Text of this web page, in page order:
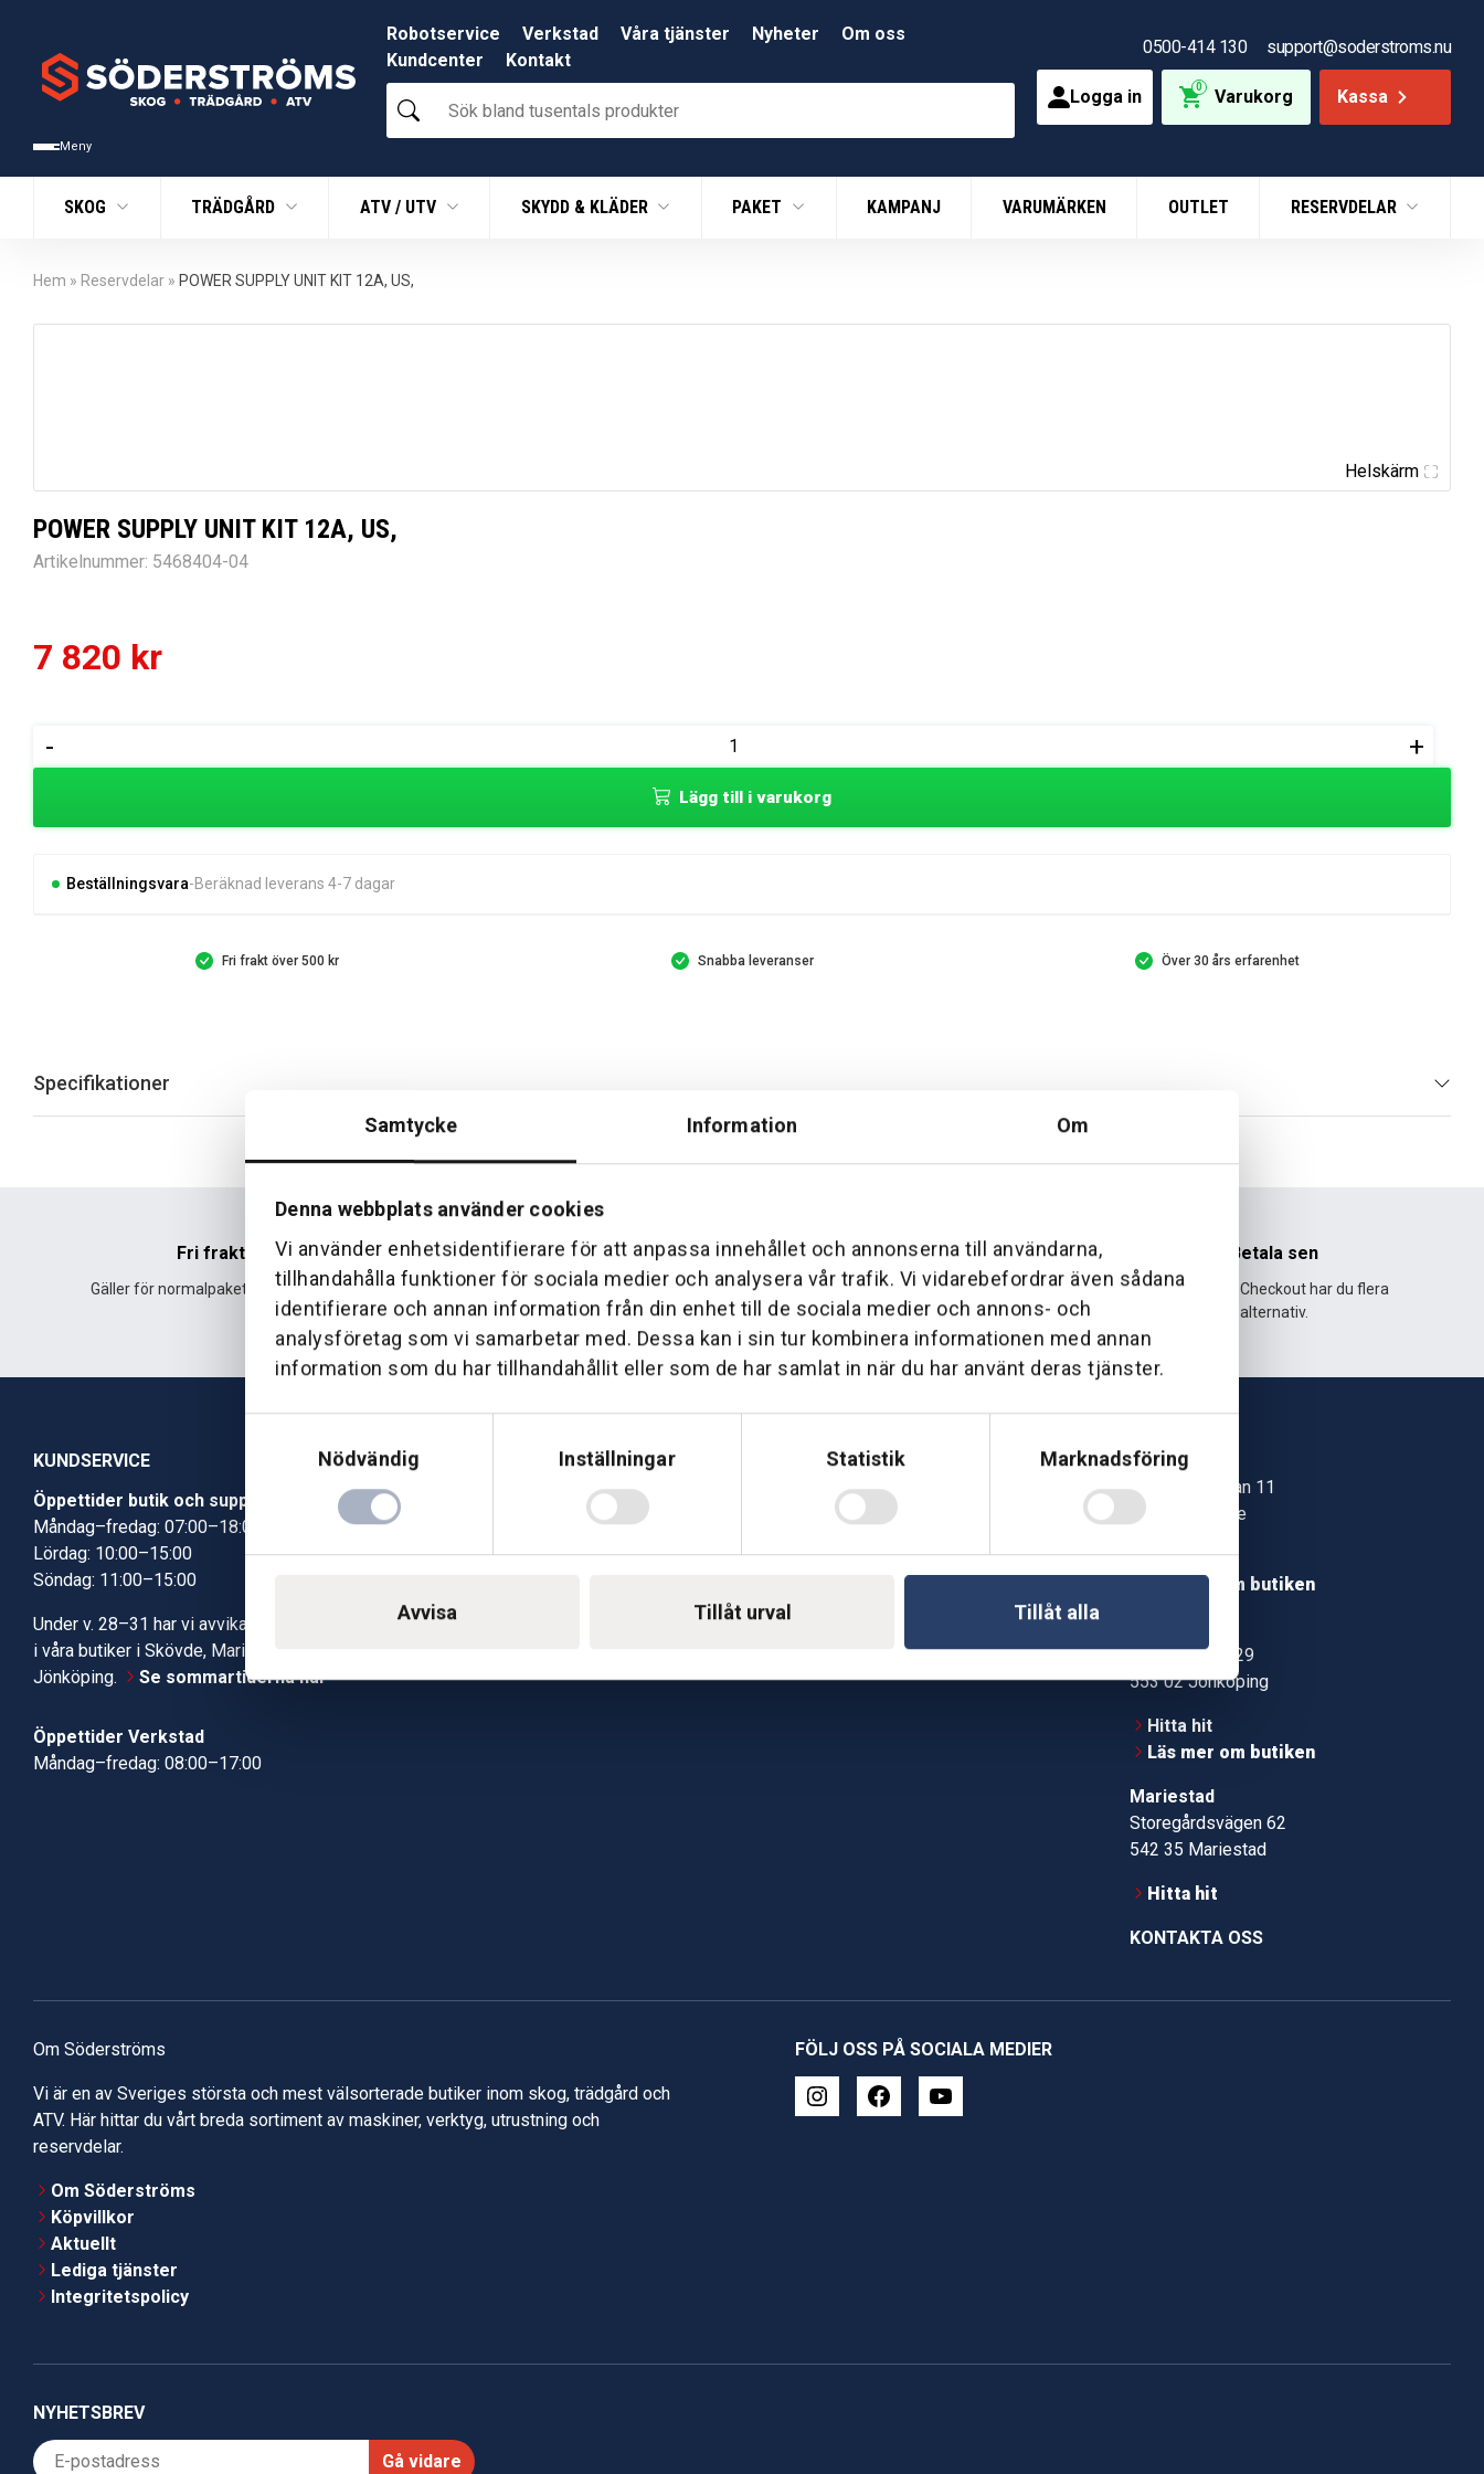
Samtycke Information Om
Denna webbplats använder cookies
Vi använder enhetsidentifierare för att anpassa innehållet och annonserna till användarna,
tillhandahålla funktioner för sociala medier och analysera vår trafik. Vi vidarebefordrar även sådana
identifierare och annan information från din enhet till de sociala medier och annons- och
analysföretag som vi samarbetar med. Dessa kan i sin tur kombinera informationen med annan
information som du har tillhandahållit eller som de har samlat in när du har använt deras tjänster.
Nödvändig
Inställningar Statistik Marknadsföring
Avvisa Tillåt urval Tillåt alla
Meny
Robotservice Verkstad Våra tjänster Nyheter
Om oss
Kundcenter
Kontakt
Sök
bland
produkter
0500-414 130 support@soderstroms.nu
Logga in 0 Varukorg Kassa
SKOG TRÄDGÅRD ATV / UTV SKYDD & KLÄDER PAKET KAMPANJ VARUMÄRKEN OUTLET RESERVDELAR
Hem » Reservdelar » POWER SUPPLY UNIT KIT 12A, US,
Helskärm
POWER SUPPLY UNIT KIT 12A, US,
Artikelnummer: 5468404-04
7 820 kr
-
SUPPLY
+
Lägg till i varukorg
Beställningsvara Beräknad leverans 4-7 dagar
Fri frakt över 500 kr Snabba leveranser Över 30 års erfarenhet
Specifikationer
Fri frakt
Gäller för normalpaket över 500 kr.
Hemleverans
Leverans fram till din dörr. Oavsett storlek.
Över 30 års erfarenhet
Företaget startade 1 januari 1995 och har
sedan dess haft en god tillväxt.
Betala sen
Med Klarna Checkout har du flera
alternativ.
KUNDSERVICE
Öppettider butik och support
Måndag–fredag: 07:00–18:00
Lördag: 10:00–15:00
Söndag: 11:00–15:00
Under v. 28–31 har vi avvikande öppettider
i våra butiker i Skövde, Mariestad och
Jönköping.
Se sommartiderna här
Öppettider Verkstad
Måndag–fredag: 08:00–17:00
Butik Skövde
Butik Jönköping
Kundcenter
Boka tid i verkstad
Telefon: 0500-414 130
Gå till vår företagssupport
Skövde
Jonstorpsgatan 11
549 37 Skövde
Hitta hit
Läs mer om butiken
Kämpevägen 29
553 02 Jönköping
Hitta hit
Läs mer om butiken
Mariestad
Storegårdsvägen 62
542 35 Mariestad
Hitta hit
KONTAKTA OSS
Om Söderströms
Vi är en av Sveriges största och mest välsorterade butiker inom skog, trädgård och
ATV. Här hittar du vårt breda sortiment av maskiner, verktyg, utrustning och
reservdelar.
Om Söderströms
Köpvillkor
Aktuellt
Lediga tjänster
Integritetspolicy
FÖLJ OSS PÅ SOCIALA MEDIER
NYHETSBREV
Gå vidare